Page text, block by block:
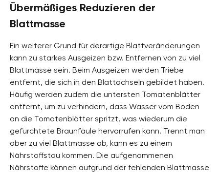
Übermäßiges Reduzieren der
Blattmasse
Ein weiterer Grund für derartige Blattveränderungen
kann zu starkes Ausgeizen bzw. Entfernen von zu viel
Blattmasse sein. Beim Ausgeizen werden Triebe
entfernt, die sich in den Blattachseln gebildet haben.
Häufig werden zudem die untersten Tomatenblätter
entfernt, um zu verhindern, dass Wasser vom Boden
an die Tomatenblätter spritzt, was wiederum die
gefürchtete Braunfäule hervorrufen kann. Trennt man
aber zu viel Blattmasse ab, kann es zu einem
Nährstoffstau kommen. Die aufgenommenen
Nährstoffe können aufgrund der fehlenden Blattmasse